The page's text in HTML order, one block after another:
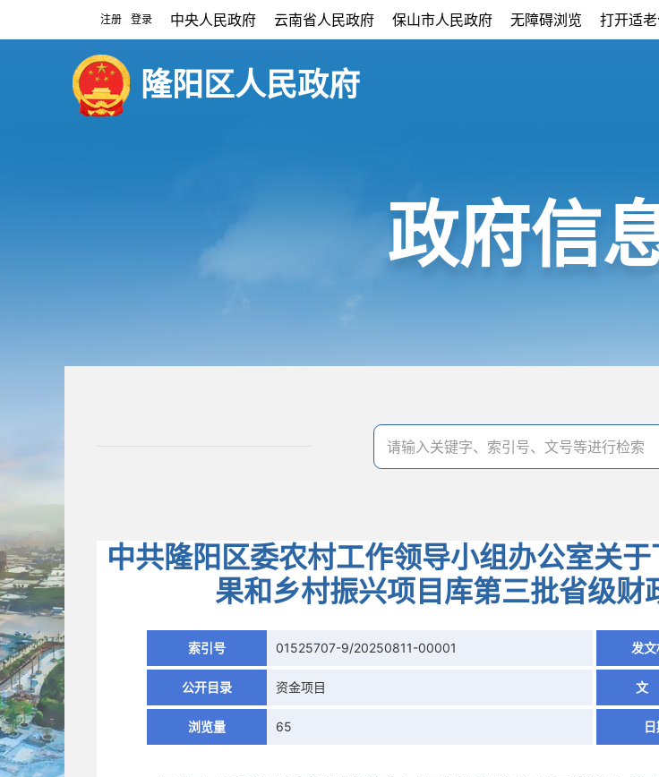
注册 登录 中央人民政府 云南省人民政府 保山市人民政府 无障碍浏览 打开适
隆阳区人民政府
政府信
中共隆阳区委农村工作领导小组办公室关
果和乡村振兴项目库第三批省级
索引号 01525707-9/20250811-00001 发
公开目录 资金项目 文
浏览量 65